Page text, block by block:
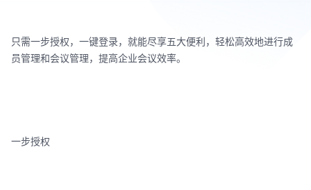
只需一步授权，一键登录，就能尽享五大便利，轻松高效地进行成
员管理和会议管理，提高企业会议效率。
一步授权